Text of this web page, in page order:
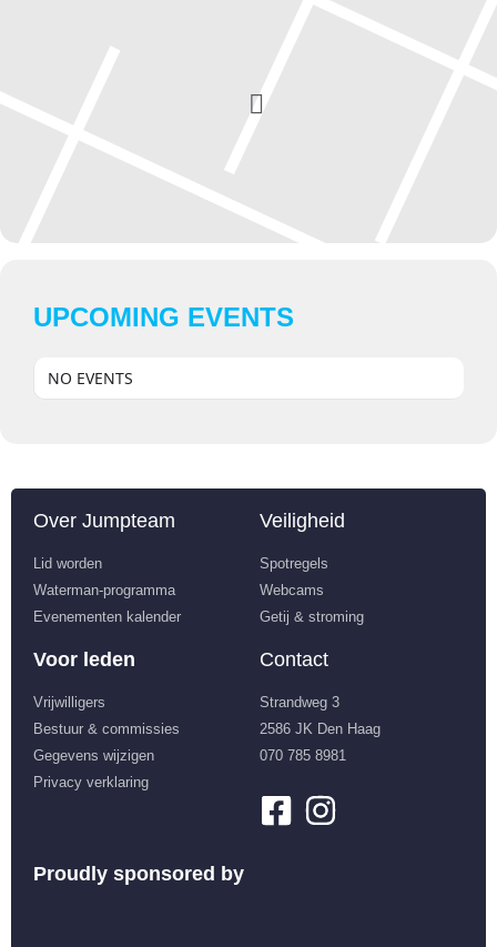
UPCOMING EVENTS
NO EVENTS
Over Jumpteam
Lid worden
Waterman-programma
Evenementen kalender
Veiligheid
Spotregels
Webcams
Getij & stroming
Voor leden
Vrijwilligers
Bestuur & commissies
Gegevens wijzigen
Privacy verklaring
Contact
Strandweg 3
2586 JK Den Haag
070 785 8981
Proudly sponsored by